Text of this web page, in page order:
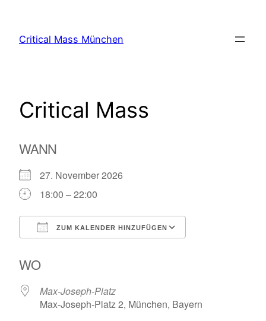
springen
Critical Mass München
Critical Mass
WANN
27. November 2026
18:00 – 22:00
ZUM KALENDER HINZUFÜGEN
WO
Max-Joseph-Platz
Max-Joseph-Platz 2, München, Bayern